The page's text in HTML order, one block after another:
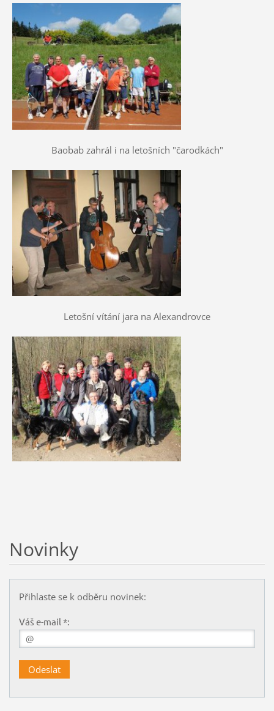
Baobab zahrál i na letošních "čarodkách"
Letošní vítání jara na Alexandrovce
Novinky
Přihlaste se k odběru novinek:
Váš e-mail *: